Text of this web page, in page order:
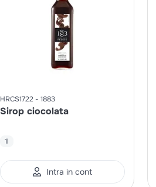
HRCS1722 1883
Sirop ciocolata
1l
Intra in cont